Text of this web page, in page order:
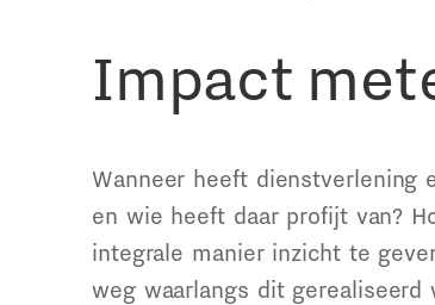
Impact
Wanneer heeft dienstverlening
en wie heeft daar profijt van?
integrale manier inzicht te
weg waarlangs dit gerealiseerd